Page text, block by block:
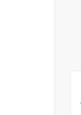
높일
≫ 꼬
“나처
『수